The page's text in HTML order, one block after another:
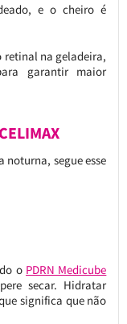
e o cheiro é
retinal na geladeira,
garantir maior
noturna, segue esse
o PDRN Medicube
secar. Hidratar
significa que não